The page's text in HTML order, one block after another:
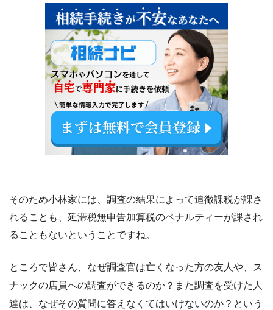
そのため小林家には、調査の結果によって追徴課税が課さ
れることも、延滞税無申告加算税のペナルティーが課され
ることもないということですね。
ところで皆さん、なぜ調査官は亡くなった方の友人や、ス
ナックの店員への調査ができるのか？また調査を受けた人
達は、なぜその質問に答えなくてはいけないのか？という